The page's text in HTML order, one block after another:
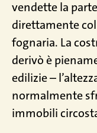
vendette la
direttamente
fognaria. La
derivò è
edilizie –
normalmente
immobili